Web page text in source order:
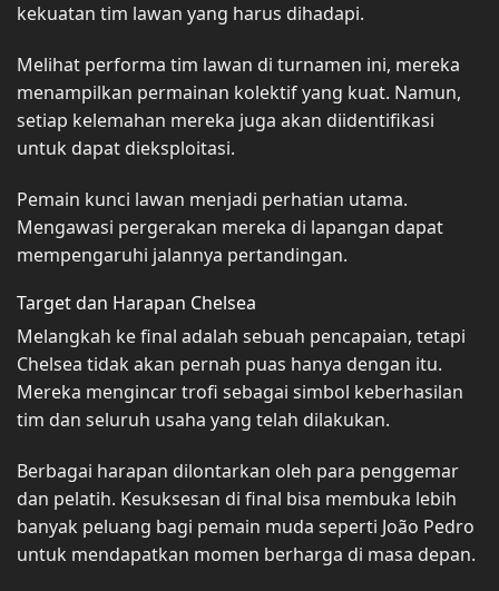
kekuatan tim lawan yang harus dihadapi.
Melihat performa tim lawan di turnamen ini, mereka
menampilkan permainan kolektif yang kuat. Namun,
setiap kelemahan mereka juga akan diidentifikasi
untuk dapat dieksploitasi.
Pemain kunci lawan menjadi perhatian utama.
Mengawasi pergerakan mereka di lapangan dapat
mempengaruhi jalannya pertandingan.
Target dan Harapan Chelsea
Melangkah ke final adalah sebuah pencapaian, tetapi
Chelsea tidak akan pernah puas hanya dengan itu.
Mereka mengincar trofi sebagai simbol keberhasilan
tim dan seluruh usaha yang telah dilakukan.
Berbagai harapan dilontarkan oleh para penggemar
dan pelatih. Kesuksesan di final bisa membuka lebih
banyak peluang bagi pemain muda seperti João Pedro
untuk mendapatkan momen berharga di masa depan.